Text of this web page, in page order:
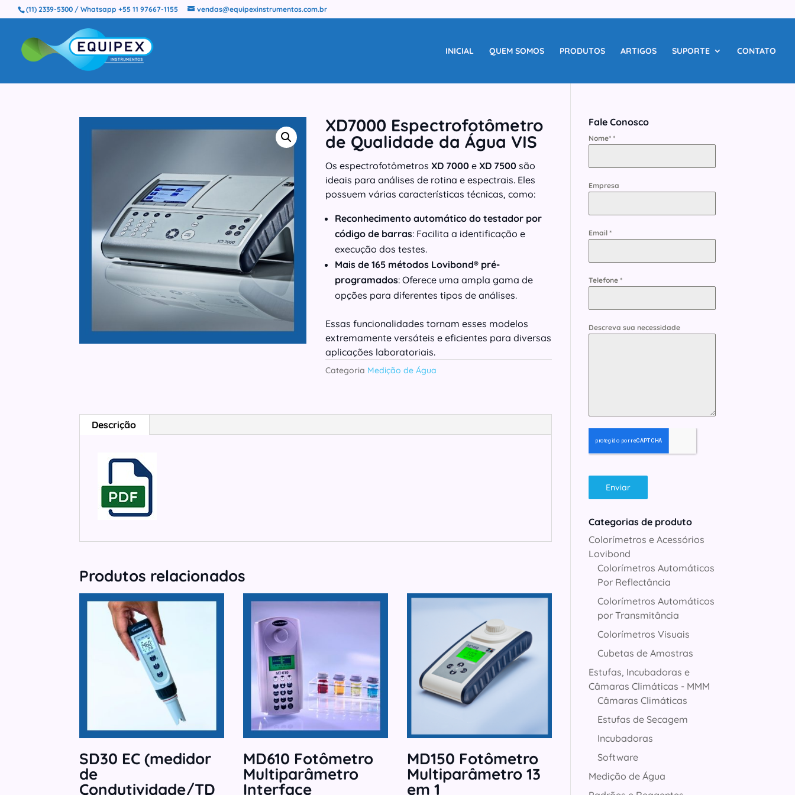
(11) 2339-5300 / Whatsapp +55 11 97667-1155 vendas@equipexinstrumentos.com.br
INICIAL QUEM SOMOS PRODUTOS ARTIGOS SUPORTE CONTATO
XD7000 Espectrofotômetro
de Qualidade da Água VIS
Os espectrofotômetros XD 7000e XD 7500são
ideais para análises de rotina e espectrais. Eles
possuem várias características técnicas, como:
Reconhecimento automático do testador por
código de barras: Facilita a identificação e
execução dos testes.
Mais de 165 métodos Lovibond® pré-
programados: Oferece uma ampla gama de
opções para diferentes tipos de análises.
Essas funcionalidades tornam esses modelos
extremamente versáteis e eficientes para diversas
aplicações laboratoriais.
Categoria Medição de Água
Descrição
Produtos relacionados
SD30 EC (medidor
de
Condutividade/TD
MD610 Fotômetro
Multiparâmetro
Interface
MD150 Fotômetro
Multiparâmetro 13
em 1
Fale Conosco
Nome* *
Empresa
Email *
Telefone *
Descreva sua necessidade
Enviar
Categorias de produto
Colorímetros e Acessórios
Lovibond
Colorímetros Automáticos
Por Reflectância
Colorímetros Automáticos
por Transmitância
Colorímetros Visuais
Cubetas de Amostras
Estufas, Incubadoras e
Câmaras Climáticas - MMM
Câmaras Climáticas
Estufas de Secagem
Incubadoras
Software
Medição de Água